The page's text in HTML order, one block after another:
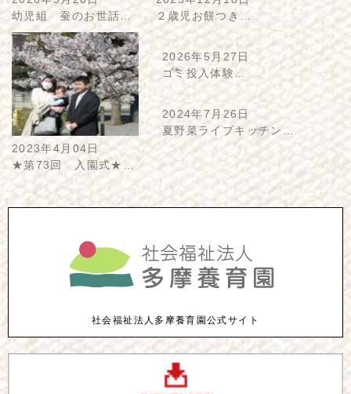
幼児組 蚕のお世話…
２歳児お餅つき…
2023年4月04日
★第73回 入園式★…
2026年5月27日
ゴミ投入体験…
2024年7月26日
夏野菜ライブキッチン…
社会福祉法人多摩養育園公式サイト